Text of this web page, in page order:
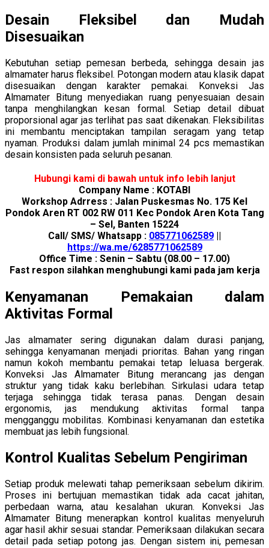
Desain Fleksibel dan Mudah
Disesuaikan
Kebutuhan setiap pemesan berbeda, sehingga desain jas
almamater harus fleksibel. Potongan modern atau klasik dapat
disesuaikan dengan karakter pemakai. Konveksi Jas
Almamater Bitung menyediakan ruang penyesuaian desain
tanpa menghilangkan kesan formal. Setiap detail dibuat
proporsional agar jas terlihat pas saat dikenakan. Fleksibilitas
ini membantu menciptakan tampilan seragam yang tetap
nyaman. Produksi dalam jumlah minimal 24 pcs memastikan
desain konsisten pada seluruh pesanan.
Hubungi kami di bawah untuk info lebih lanjut
Company Name : KOTABI
Workshop Adrress : Jalan Puskesmas No. 175 Kel
Pondok Aren RT 002 RW 011 Kec Pondok Aren Kota Tang
– Sel, Banten 15224
Call/ SMS/ Whatsapp : 085771062589 ||
https://wa.me/6285771062589
Office Time : Senin – Sabtu (08.00 – 17.00)
Fast respon silahkan menghubungi kami pada jam kerja
Kenyamanan Pemakaian dalam
Aktivitas Formal
Jas almamater sering digunakan dalam durasi panjang,
sehingga kenyamanan menjadi prioritas. Bahan yang ringan
namun kokoh membantu pemakai tetap leluasa bergerak.
Konveksi Jas Almamater Bitung merancang jas dengan
struktur yang tidak kaku berlebihan. Sirkulasi udara tetap
terjaga sehingga tidak terasa panas. Dengan desain
ergonomis, jas mendukung aktivitas formal tanpa
mengganggu mobilitas. Kombinasi kenyamanan dan estetika
membuat jas lebih fungsional.
Kontrol Kualitas Sebelum Pengiriman
Setiap produk melewati tahap pemeriksaan sebelum dikirim.
Proses ini bertujuan memastikan tidak ada cacat jahitan,
perbedaan warna, atau kesalahan ukuran. Konveksi Jas
Almamater Bitung menerapkan kontrol kualitas menyeluruh
agar hasil akhir sesuai standar. Pemeriksaan dilakukan secara
detail pada setiap potong jas. Dengan sistem ini, pemesan